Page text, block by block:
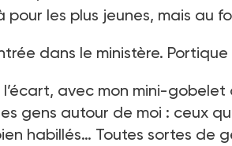
pour les plus jeunes, mais au
dans le ministère.
l’écart, avec mon mini-
gens autour de moi : ceux
habillés… Toutes sortes de